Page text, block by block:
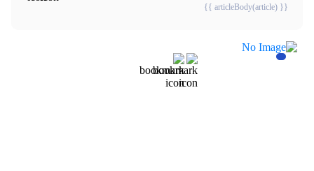
{{ articleBody(article) }}